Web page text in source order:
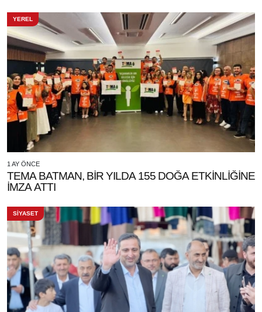
YEREL
1 AY ÖNCE
TEMA BATMAN, BİR YILDA 155 DOĞA ETKİNLİĞİNE
İMZA ATTI
SİYASET